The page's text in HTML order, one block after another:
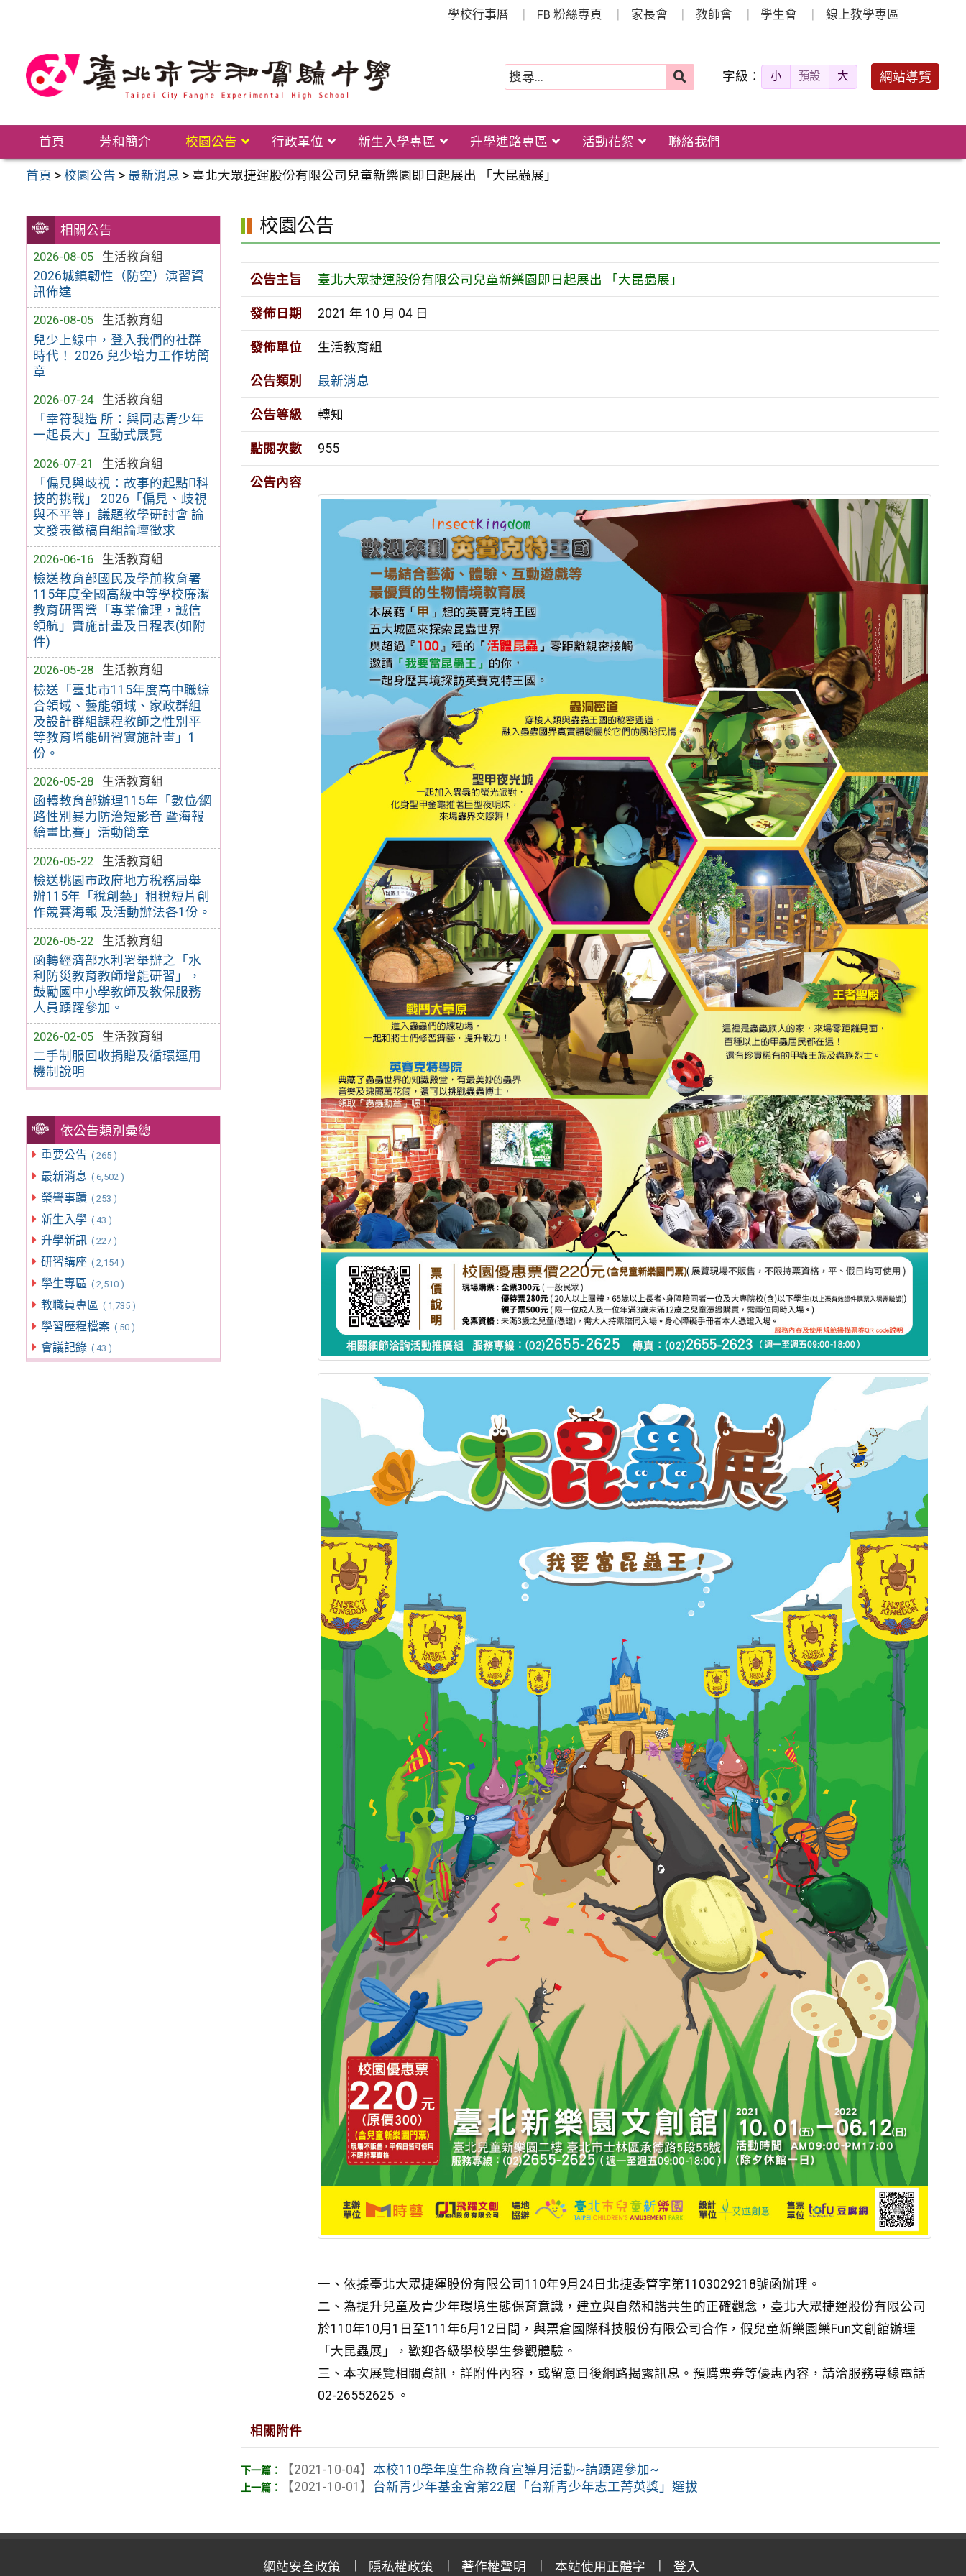
學校行事曆 FB 粉絲專頁 家長會 教師會 學生會 線上教學專區
字級： 小 預設 大 網站導覽
首頁 芳和簡介 校園公告 行政單位 新生入學專區 升學進路專區 活動花絮 聯絡我們
首頁 >校園公告 > 最新消息 > 臺北大眾捷運股份有限公司兒童新樂園即日起展出 「大昆蟲展」
相關公告
2026-08-05
生活教育組
2026城鎮韌性（防空）演習資
訊佈達
2026-08-05
生活教育組
兒少上線中，登入我們的社群
時代！ 2026 兒少培力工作坊簡
章
2026-07-24
生活教育組
「幸符製造 所：與同志青少年
一起長大」互動式展覽
2026-07-21
生活教育組
「偏見與歧視：故事的起點科
技的挑戰」 2026「偏見、歧視
與不平等」議題教學研討會 論
文發表徵稿自組論壇徵求
2026-06-16
生活教育組
檢送教育部國民及學前教育署
115年度全國高級中等學校廉潔
教育研習營「專業倫理，誠信
領航」實施計畫及日程表(如附
件)
2026-05-28
生活教育組
檢送「臺北市115年度高中職綜
合領域、藝能領域、家政群組
及設計群組課程教師之性別平
等教育增能研習實施計畫」1
份。
2026-05-28
生活教育組
函轉教育部辦理115年「數位∕網
路性別暴力防治短影音 暨海報
繪畫比賽」活動簡章
2026-05-22
生活教育組
檢送桃園市政府地方稅務局舉
辦115年「稅創藝」租稅短片創
作競賽海報 及活動辦法各1份。
2026-05-22
生活教育組
函轉經濟部水利署舉辦之「水
利防災教育教師增能研習」，
鼓勵國中小學教師及教保服務
人員踴躍參加。
2026-02-05
生活教育組
二手制服回收捐贈及循環運用
機制說明
依公告類別彙總
重要公告 ( 265 )
最新消息 ( 6,502 )
榮譽事蹟 ( 253 )
新生入學 ( 43 )
升學新訊 ( 227 )
研習講座 ( 2,154 )
學生專區 ( 2,510 )
教職員專區 ( 1,735 )
學習歷程檔案 ( 50 )
會議記錄 ( 43 )
校園公告
公告主旨 臺北大眾捷運股份有限公司兒童新樂園即日起展出 「大昆蟲展」
發佈日期 2021 年 10 月 04 日
發佈單位 生活教育組
公告類別 最新消息
公告等級 轉知
點閱次數 955
公告內容
一、依據臺北大眾捷運股份有限公司110年9月24日北捷委管字第1103029218號函辦理。
二、為提升兒童及青少年環境生態保育意識，建立與自然和諧共生的正確觀念，臺北大眾捷運股份有限公司
於110年10月1日至111年6月12日間，與票倉國際科技股份有限公司合作，假兒童新樂園樂Fun文創館辦理
「大昆蟲展」，歡迎各級學校學生參觀體驗。
三、本次展覽相關資訊，詳附件內容，或留意日後網路揭露訊息。預購票券等優惠內容，請洽服務專線電話
02-26552625 。
相關附件
【2021-10-04】本校110學年度生命教育宣導月活動~請踴躍參加~
【2021-10-01】 台新青少年基金會第22屆「台新青少年志工菁英獎」選拔
網站安全政策 隱私權政策 著作權聲明 本站使用正體字 登入